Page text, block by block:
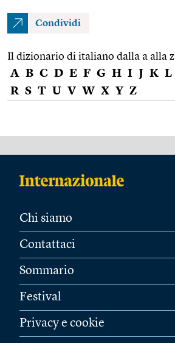
Condividi
Il dizionario di italiano dalla a alla z
A B C D E F G H I J K L
R S T U V W X Y Z
Chi siamo
Contattaci
Sommario
Festival
Privacy e cookie